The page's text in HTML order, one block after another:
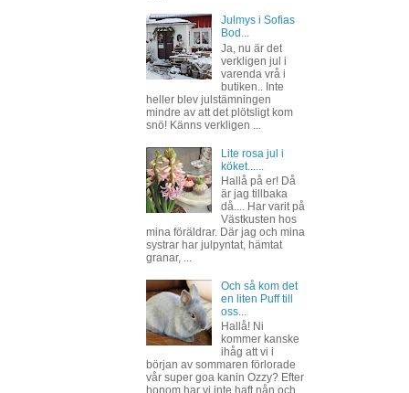
Julmys i Sofias
Bod...
Ja, nu är det
verkligen jul i
varenda vrå i
butiken.. Inte
heller blev julstämningen
mindre av att det plötsligt kom
snö! Känns verkligen ...
Lite rosa jul i
köket......
Hallå på er! Då
är jag tillbaka
då.... Har varit på
Västkusten hos
mina föräldrar. Där jag och mina
systrar har julpyntat, hämtat
granar, ...
Och så kom det
en liten Puff till
oss...
Hallå! Ni
kommer kanske
ihåg att vi i
början av sommaren förlorade
vår super goa kanin Ozzy? Efter
honom har vi inte haft nån och